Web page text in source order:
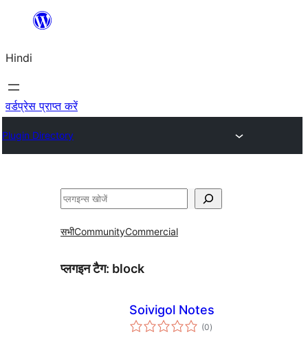
सामग्री
जाएं
Hindi
वर्डप्रेस प्राप्त करें
Plugin Directory
खोजें
सभीCommunityCommercial
प्लगइन टैग: block
Soivigol Notes
(0कुल
दर)